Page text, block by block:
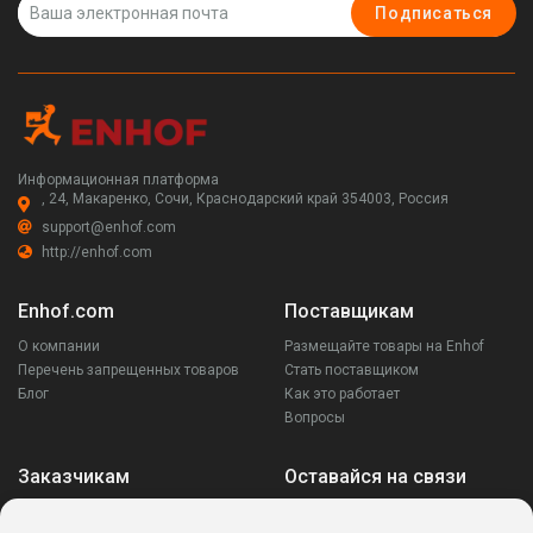
Подписаться
Информационная платформа
, 24, Макаренко, Сочи, Краснодарский край 354003, Россия
support@enhof.com
http://enhof.com
Enhof.com
О компании
Перечень запрещенных товаров
Блог
Поставщикам
Размещайте товары на Enhof
Стать поставщиком
Как это работает
Вопросы
Заказчикам Оставайся на связи